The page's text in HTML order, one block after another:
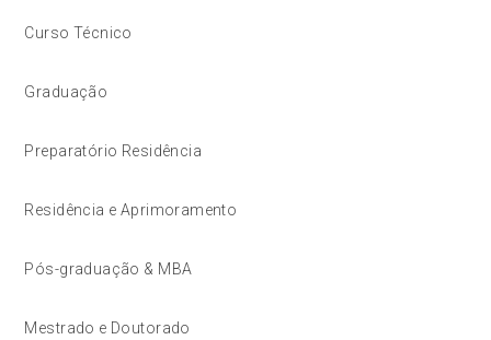
Curso Técnico
Graduação
Preparatório Residência
Residência e Aprimoramento
Pós-graduação & MBA
Mestrado e Doutorado